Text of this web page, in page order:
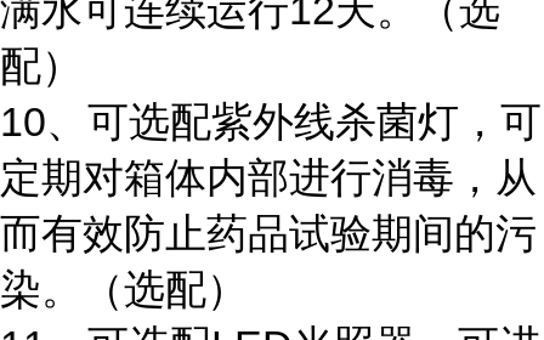
满水可连续运行12天。（选
配）
10、可选配紫外线杀菌灯，可
定期对箱体内部进行消毒，从
而有效防止药品试验期间的污
染。（选配）